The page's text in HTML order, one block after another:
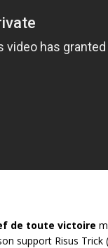
de toute victoire
support Risus